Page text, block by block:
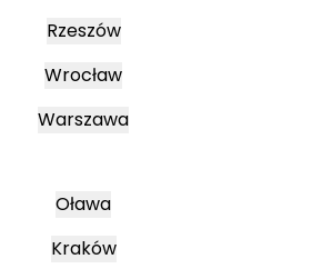
Rzeszów
Wrocław
Warszawa
Oława
Kraków